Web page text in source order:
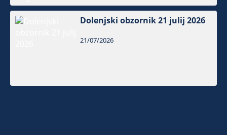
Dolenjski obzornik 21 julij 2026
21/07/2026